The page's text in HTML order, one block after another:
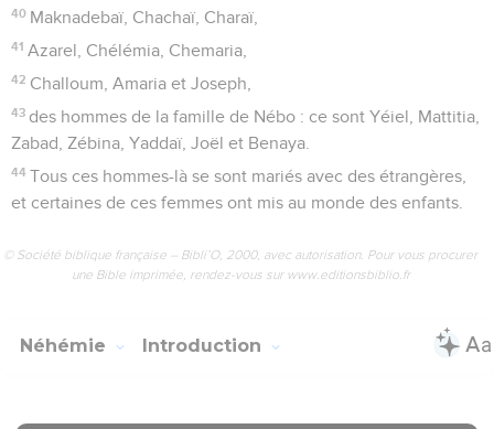
40 Maknadebaï, Chachaï, Charaï,
41 Azarel, Chélémia, Chemaria,
42 Challoum, Amaria et Joseph,
43 des hommes de la famille de Nébo : ce sont Yéiel, Mattitia,
Zabad, Zébina, Yaddaï, Joël et Benaya.
44 Tous ces hommes-là se sont mariés avec des étrangères,
et certaines de ces femmes ont mis au monde des enfants.
© Société biblique française – Bibli’O, 2000, avec autorisation. Pour vous procurer
une Bible imprimée, rendez-vous sur www.editionsbiblio.fr
Néhémie Introduction